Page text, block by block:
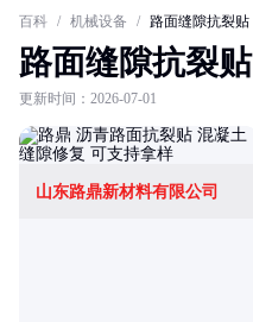
百科 / 机械设备 / 路面缝隙抗裂贴
路面缝隙抗裂贴
更新时间：2026-07-01
山东路鼎新材料有限公司